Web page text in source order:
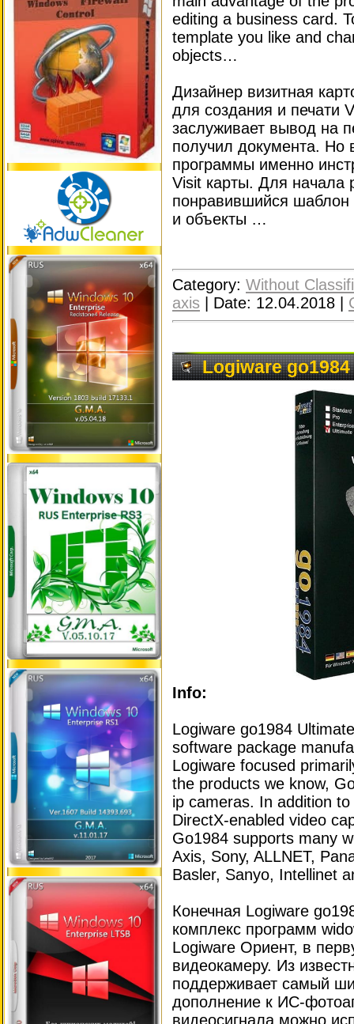
editing a business card.
template you like and
objects…
Дизайнер визитная
для создания и печати
заслуживает вывод на
получил документа. Но
программы именно
Visit карты. Для начала
понравившийся шаблон
и объекты …
Category: Without
axis | Date: 12.04.2018 |
Logiware
Info:
Logiware go1984
software package
Logiware focused
the products we know,
ip cameras. In addition
DirectX-enabled video
Go1984 supports many
Axis, Sony, ALLNET,
Basler, Sanyo, Intellinet
Конечная Logiware
комплекс программ
Logiware Ориент, в
видеокамеру. Из
поддерживает самый
дополнение к ИС-
видеосигнала можно